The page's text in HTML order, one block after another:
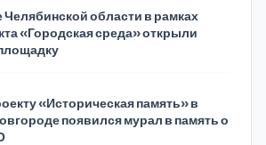
Челябинской области в рамках
«Городская среда» открыли
«Историческая память» в
появился мурал в память о